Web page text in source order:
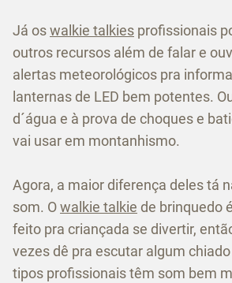
Já oswalkie talkies profissionais
outros recursos além de falar e
alertas meteorológicos pra
lanternas de LED bem potentes.
d´água e à prova de choques e
vai usar em montanhismo.
Agora, a maior diferença deles tá
som. Owalkie talkie de brinquedo
feito pra criançada se divertir,
vezes dê pra escutar algum
tipos profissionais têm som bem